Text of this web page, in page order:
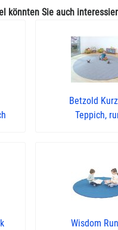
könnten Sie auch
Betzold
Teppich,
Wisdom